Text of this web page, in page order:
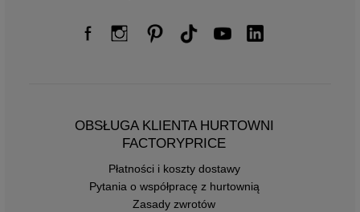
OBSŁUGA KLIENTA HURTOWNI
FACTORYPRICE
Płatności i koszty dostawy
Pytania o współpracę z hurtownią
Zasady zwrotów